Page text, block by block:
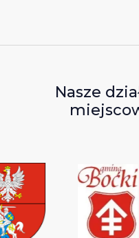
Nasze